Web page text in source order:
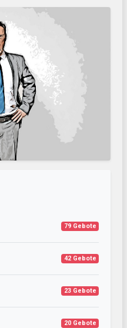
79 Gebote
42 Gebote
23 Gebote
20 Gebote